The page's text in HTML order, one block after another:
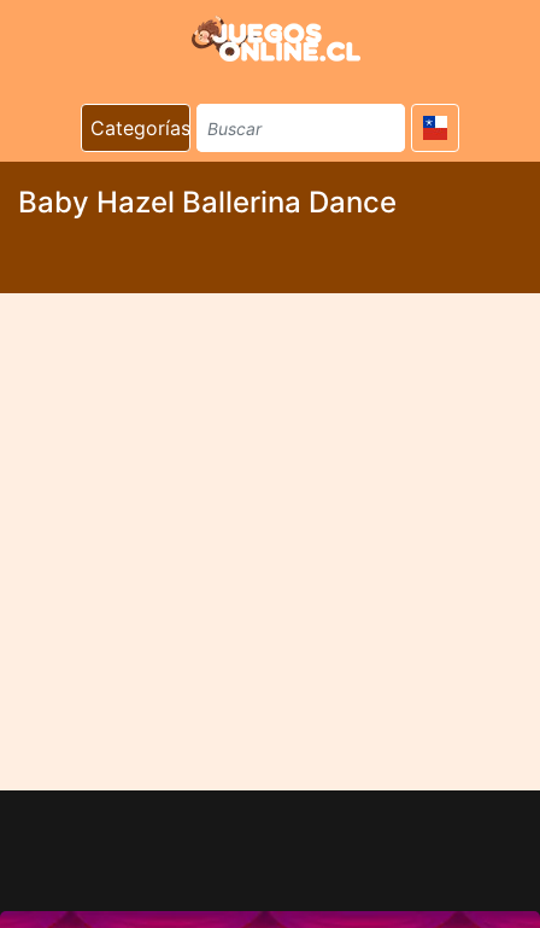
Categorías
Baby Hazel Ballerina Dance